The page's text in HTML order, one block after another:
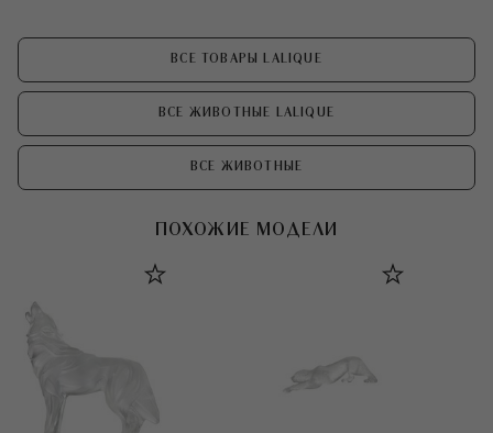
ВСЕ ТОВАРЫ LALIQUE
ВСЕ ЖИВОТНЫЕ LALIQUE
ВСЕ ЖИВОТНЫЕ
ПОХОЖИЕ МОДЕЛИ